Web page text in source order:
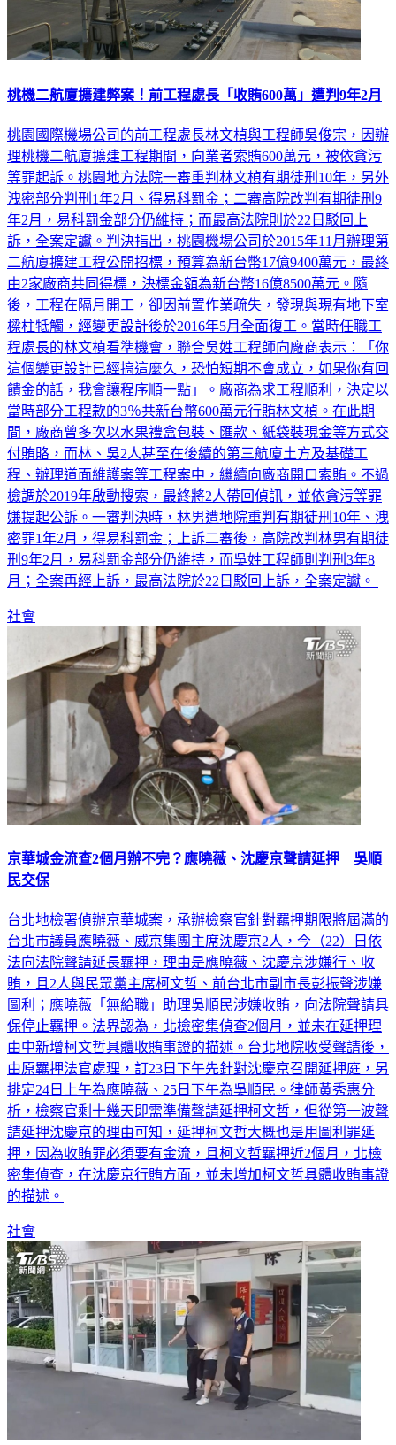
桃園國際機場公司的前工程處長林文楨與工程師吳俊宗，因辦
理桃機二航廈擴建工程期間，向業者索賄600萬元，被依貪污
等罪起訴。桃園地方法院一審重判林文楨有期徒刑10年，另外
洩密部分判刑1年2月、得易科罰金；二審高院改判有期徒刑9
年2月，易科罰金部分仍維持；而最高法院則於22日駁回上
訴，全案定讞。判決指出，桃園機場公司於2015年11月辦理第
二航廈擴建工程公開招標，預算為新台幣17億9400萬元，最終
由2家廠商共同得標，決標金額為新台幣16億8500萬元。隨
後，工程在隔月開工，卻因前置作業疏失，發現與現有地下室
樑柱牴觸，經變更設計後於2016年5月全面復工。當時任職工
程處長的林文楨看準機會，聯合吳姓工程師向廠商表示：「你
這個變更設計已經搞這麼久，恐怕短期不會成立，如果你有回
饋金的話，我會讓程序順一點」。廠商為求工程順利，決定以
當時部分工程款的3％共新台幣600萬元行賄林文楨。在此期
間，廠商曾多次以水果禮盒包裝、匯款、紙袋裝現金等方式交
付賄賂，而林、吳2人甚至在後續的第三航廈土方及基礎工
程、辦理道面維護案等工程案中，繼續向廠商開口索賄。不過
檢調於2019年啟動搜索，最終將2人帶回偵訊，並依貪污等罪
嫌提起公訴。一審判決時，林男遭地院重判有期徒刑10年、洩
密罪1年2月，得易科罰金；上訴二審後，高院改判林男有期徒
刑9年2月，易科罰金部分仍維持，而吳姓工程師則判刑3年8
京華城金流查2個月辦不完？應曉薇、沈慶京聲請延押 吳順
台北地檢署偵辦京華城案，承辦檢察官針對羈押期限將屆滿的
台北市議員應曉薇、威京集團主席沈慶京2人，今（22）日依
法向法院聲請延長羈押，理由是應曉薇、沈慶京涉嫌行、收
賄，且2人與民眾黨主席柯文哲、前台北市副市長彭振聲涉嫌
圖利；應曉薇「無給職」助理吳順民涉嫌收賄，向法院聲請具
保停止羈押。法界認為，北檢密集偵查2個月，並未在延押理
由中新增柯文哲具體收賄事證的描述。台北地院收受聲請後，
由原羈押法官處理，訂23日下午先針對沈慶京召開延押庭，另
排定24日上午為應曉薇、25日下午為吳順民。律師黃秀惠分
析，檢察官剩十幾天即需準備聲請延押柯文哲，但從第一波聲
請延押沈慶京的理由可知，延押柯文哲大概也是用圖利罪延
押，因為收賄罪必須要有金流，且柯文哲羈押近2個月，北檢
密集偵查，在沈慶京行賄方面，並未增加柯文哲具體收賄事證
社會